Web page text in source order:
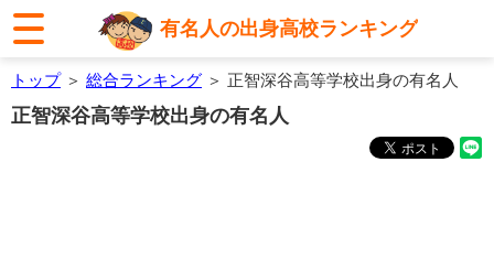
有名人の出身高校ランキング
トップ＞ 総合ランキング ＞ 正智深谷高等学校出身の有名人
正智深谷高等学校出身の有名人